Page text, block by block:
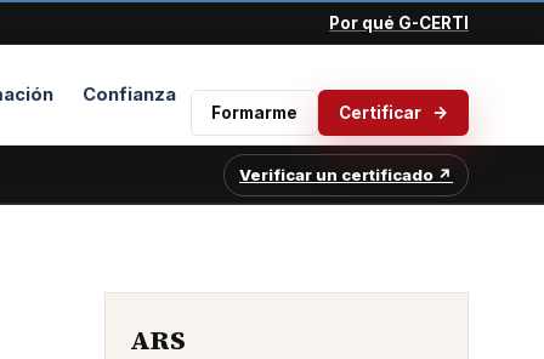
Por qué G-CERTI
Confianza
Formarme Certificar
Verificar un certificado ↗
ARS